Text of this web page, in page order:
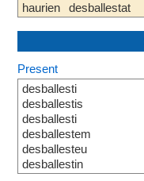
haurien
desballestat
Present
desballesti
desballestis
desballesti
desballestem
desballesteu
desballestin